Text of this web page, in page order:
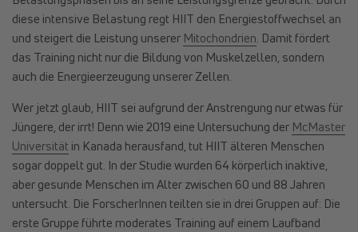
diese intensive Belastung regt HIIT den Energiestoffwechsel an
und steigert die Leistung unserer Mitochondrien. Damit fördert
das Training nicht nur die Bildung von Muskelzellen, sondern
auch die Energieerzeugung unserer Zellen.
Wer jetzt glaub, HIIT sei aufgrund der Anstrengung nur etwas für
Jüngere, der irrt! Denn wie 2019 eine Untersuchung der McMaster
Universität in Kanada herausfand, tut HIIT älteren Menschen
sogar doppelt gut. In der Studie wurden 64 körperlich inaktive,
aber gesunde Menschen im Alter zwischen 60 und 88 Jahren
untersucht. Die ForscherInnen teilten sie in drei Gruppen auf: Die
erste Gruppe führte moderates Training auf einem Laufband